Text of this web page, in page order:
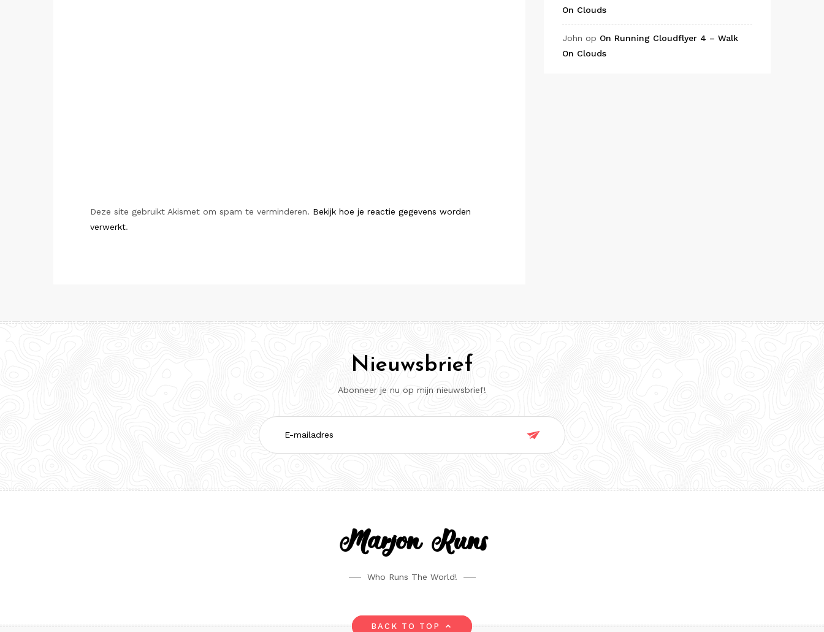
Deze site gebruikt Akismet om spam te verminderen. Bekijk hoe je reactie gegevens worden
verwerkt.
On Clouds
John op On Running Cloudflyer 4 – Walk
On Clouds
Nieuwsbrief
Abonneer je nu op mijn nieuwsbrief!
E-
mailadres

Marjon Runs
Who Runs The World!
BACK TO TOP